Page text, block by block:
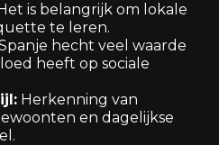
is belangrijk om lokale
te leren.
hecht veel waarde
heeft op sociale
Herkenning van
en dagelijkse